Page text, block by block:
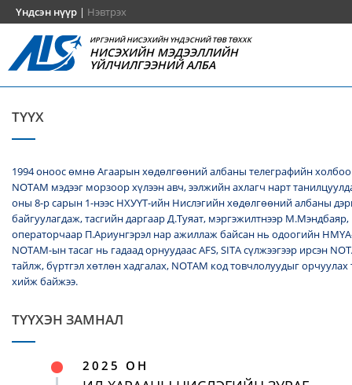
Үндсэн нүүр | Нэвтрэх
ИРГЭНИЙ НИСЭХИЙН ҮНДЭСНИЙ ТӨВ ТӨХХК
НИСЭХИЙН МЭДЭЭЛЛИЙН
ҮЙЛЧИЛГЭЭНИЙ АЛБА
ТҮҮХ
1994 оноос өмнө Агаарын хөдөлгөөний албаны телеграфийн
NОТАМ мэдээг морзоор хүлээн авч, ээлжийн ахлагч нарт
оны 8-р сарын 1-нээс НХУҮТ-ийн Нислэгийн хөдөлгөөний албаны
байгуулагдаж, тасгийн даргаар Д.Туяат, мэргэжилтнээр
операторчаар П.Ариунгэрэл нар ажиллаж байсан нь одоогийн
NOTAM-ын тасаг нь гадаад орнуудаас AFS, SITA сүлжээгээр ирсэн
тайлж, бүртгэл хөтлөн хадгалах, NОТАМ код товчлолуудыг
хийж байжээ.
ТҮҮХЭН ЗАМНАЛ
2025 ОН